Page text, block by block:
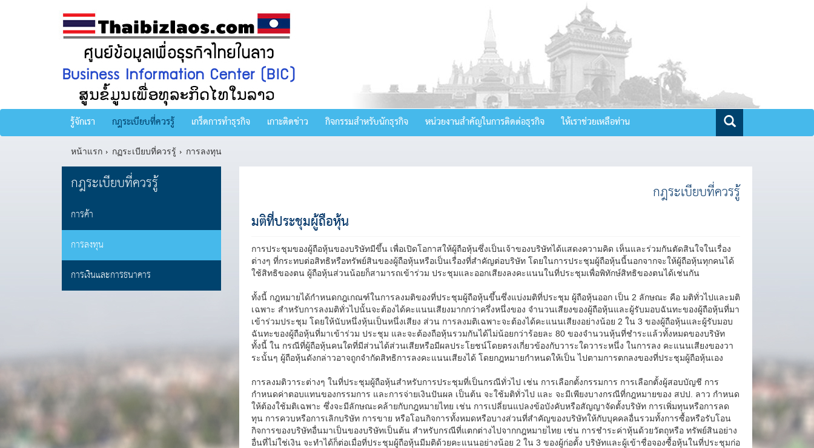
รู้จักเรา กฎระเบียบที่ควรรู้ เกร็ดการทำธุรกิจ เกาะติดข่าว กิจกรรมสำหรับนักธุรกิจ หน่วยงานสำคัญในการติดต่อธุรกิจ ให้เราช่วยเหลือท่าน
หน้าแรก กฏระเบียบที่ควรรู้ การลงทุน
กฎระเบียบที่ควรรู้
การค้า
การลงทุน
การเงินและการธนาคาร
กฎระเบียบที่ควรรู้
มติที่ประชุมผู้ถือหุ้น
การประชุมของผู้ถือหุ้นของบริษัทมีขึ้น เพื่อเปิดโอกาสให้ผู้ถือหุ้นซึ่งเป็นเจ้าของบริษัทได้แสดงความคิด เห็นและร่วมกันตัดสินใจในเรื่อง
ต่างๆ ที่กระทบต่อสิทธิหรือทรัพย์สินของผู้ถือหุ้นหรือเป็นเรื่องที่สำคัญต่อบริษัท โดยในการประชุมผู้ถือหุ้นนี้นอกจากจะให้ผู้ถือหุ้นทุกคนได้
ใช้สิทธิของตน ผู้ถือหุ้นส่วนน้อยก็สามารถเข้าร่วม ประชุมและออกเสียงลงคะแนนในที่ประชุมเพื่อพิทักษ์สิทธิของตนได้เช่นกัน
ทั้งนี้ กฎหมายได้กำหนดกฎเกณฑ์ในการลงมติของที่ประชุมผู้ถือหุ้นขึ้นซึ่งแบ่งมติที่ประชุม ผู้ถือหุ้นออก เป็น 2 ลักษณะ คือ มติทั่วไปและมติ
เฉพาะ สำหรับการลงมติทั่วไปนั้นจะต้องได้คะแนนเสียงมากกว่าครึ่งหนึ่งของ จำนวนเสียงของผู้ถือหุ้นและผู้รับมอบฉันทะของผู้ถือหุ้นที่มา
เข้าร่วมประชุม โดยให้นับหนึ่งหุ้นเป็นหนึ่งเสียง ส่วน การลงมติเฉพาะจะต้องได้คะแนนเสียงอย่างน้อย 2 ใน 3 ของผู้ถือหุ้นและผู้รับมอบ
ฉันทะของผู้ถือหุ้นที่มาเข้าร่วม ประชุม และจะต้องถือหุ้นรวมกันได้ไม่น้อยกว่าร้อยละ 80 ของจำนวนหุ้นที่ชำระแล้วทั้งหมดของบริษัท
ทั้งนี้ ใน กรณีที่ผู้ถือหุ้นคนใดที่มีส่วนได้ส่วนเสียหรือมีผลประโยชน์โดยตรงเกี่ยวข้องกับวาระใดวาระหนึ่ง ในการลง คะแนนเสียงของวา
ระนั้นๆ ผู้ถือหุ้นดังกล่าวอาจถูกจำกัดสิทธิการลงคะแนนเสียงได้ โดยกฎหมายกำหนดให้เป็น ไปตามการตกลงของที่ประชุมผู้ถือหุ้นเอง
การลงมติวาระต่างๆ ในที่ประชุมผู้ถือหุ้นสำหรับการประชุมที่เป็นกรณีทั่วไป เช่น การเลือกตั้งกรรมการ การเลือกตั้งผู้สอบบัญชี การ
กำหนดค่าตอบแทนของกรรมการ และการจ่ายเงินปันผล เป็นต้น จะใช้มติทั่วไป และ จะมีเพียงบางกรณีที่กฎหมายของ สปป. ลาว กำหนด
ให้ต้องใช้มติเฉพาะ ซึ่งจะมีลักษณะคล้ายกับกฎหมายไทย เช่น การเปลี่ยนแปลงข้อบังคับหรือสัญญาจัดตั้งบริษัท การเพิ่มทุนหรือการลด
ทุน การควบหรือการเลิกบริษัท การขาย หรือโอนกิจการทั้งหมดหรือบางส่วนที่สำคัญของบริษัทให้กับบุคคลอื่นรวมทั้งการซื้อหรือรับโอน
กิจการของบริษัทอื่นมาเป็นของบริษัทเป็นต้น สำหรับกรณีที่แตกต่างไปจากกฎหมายไทย เช่น การชำระค่าหุ้นด้วยวัตถุหรือ ทรัพย์สินอย่าง
อื่นที่ไม่ใช่เงิน จะทำได้ก็ต่อเมื่อที่ประชุมผู้ถือหุ้นมีมติด้วยคะแนนอย่างน้อย 2 ใน 3 ของผู้ก่อตั้ง บริษัทและผู้เข้าชื่อจองซื้อหุ้นในที่ประชุมก่อ